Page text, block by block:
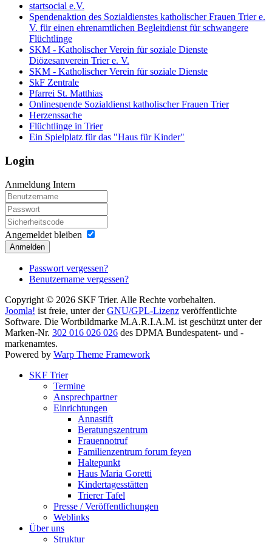
startsocial e.V.
Spendenaktion des Sozialdienstes katholischer Frauen Trier e.
V. für einen ehrenamtlichen Begleitdienst für schwangere
Flüchtlinge
SKM - Katholischer Verein für soziale Dienste
Diözesanverein Trier e. V.
SKM - Katholischer Verein für soziale Dienste
SkF Zentrale
Pfarrei St. Matthias
Onlinespende Sozialdienst katholischer Frauen Trier
Herzenssache
Flüchtlinge in Trier
Ein Spielplatz für das "Haus für Kinder"
Login
Anmeldung Intern
Angemeldet bleiben
Anmelden
Passwort vergessen?
Benutzername vergessen?
Copyright © 2026 SKF Trier. Alle Rechte vorbehalten.
Joomla! ist freie, unter derGNU/GPL-Lizenz veröffentlichte
Software. Die Wortbildmarke M.A.R.I.A.M. ist geschützt unter der
Marken-Nr. 302 016 026 026 des DPMA Bundespatent- und -
markenamtes.
Powered by Warp Theme Framework
SKF Trier
Termine
Ansprechpartner
Einrichtungen
Annastift
Beratungszentrum
Frauennotruf
Familienzentrum forum feyen
Haltepunkt
Haus Maria Goretti
Kindertagesstätten
Trierer Tafel
Presse / Veröffentlichungen
Weblinks
Über uns
Struktur